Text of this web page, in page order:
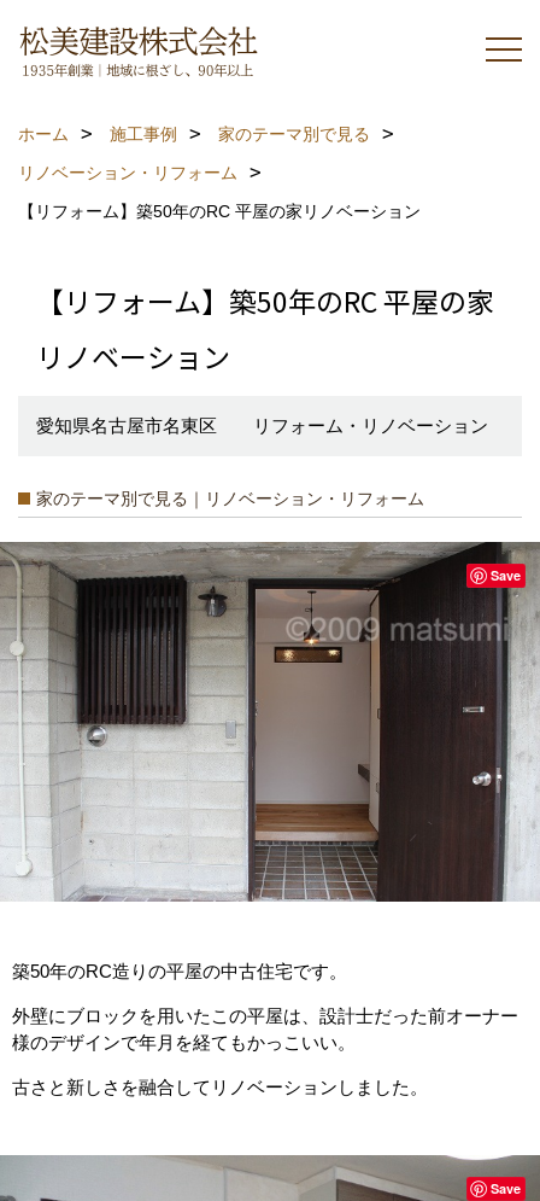
ホーム 施工事例
家のテーマ別で見る
リノベーション・リフォーム
【リフォーム】築50年のRC 平屋の家リノベーション
【リフォーム】築50年のRC 平屋の家
リノベーション
愛知県名古屋市名東区 リフォーム・リノベーション
家のテーマ別で見る｜リノベーション・リフォーム
築50年のRC造りの平屋の中古住宅です。
外壁にブロックを用いたこの平屋は、設計士だった前オーナー
様のデザインで年月を経てもかっこいい。
古さと新しさを融合してリノベーションしました。
Save
Save